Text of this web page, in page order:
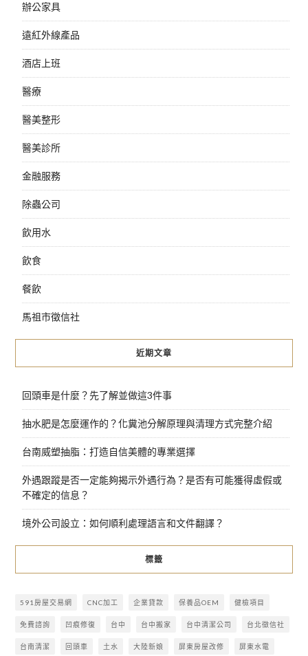
辦公家具
遠紅外線產品
酒店上班
醫療
醫美整形
醫美診所
金融服務
除蟲公司
飲用水
飲食
餐飲
馬祖市徵信社
近期文章
回頭車是什麼？先了解並做這3件事
抽水肥是怎麼運作的？化糞池分解原理與清理方式完整介紹
台南威塑抽脂：打造自信美體的專業選擇
外遇跟蹤是否一定能夠揭示外遇行為？是否有可能獲得虛假或
不確定的信息？
境外公司設立：如何順利處理語言和文件翻譯？
標籤
591房屋交易網 CNC加工 企業貸款 保養品OEM 健檢項目
免費諮詢 凹痕修復 台中 台中搬家 台中清潔公司 台北徵信社
台南清潔 回頭車 土水 大陸新娘 屏東房屋改修 屏東水電